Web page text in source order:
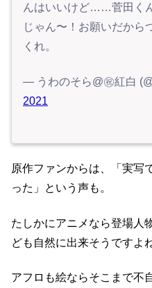
んはいいけど……菅田く
じゃん〜！お願いだから
くれ。
— うわのそら@㊗️紅白
2021
原作ファンからは、「実写
った」という声も。
たしかにアニメなら登場人
ども自然に出来そうですよ
アフロも絵ならそこまで不